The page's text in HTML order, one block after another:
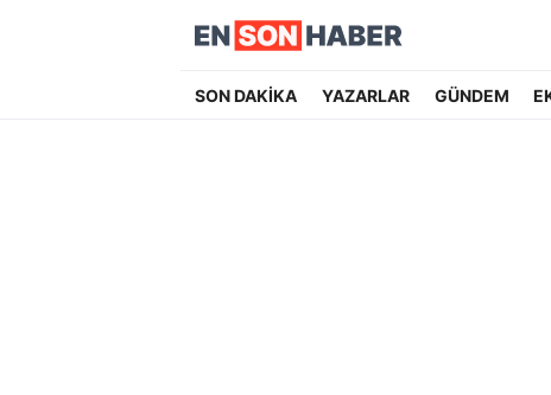
SON DAKİKA YAZARLAR GÜNDEM